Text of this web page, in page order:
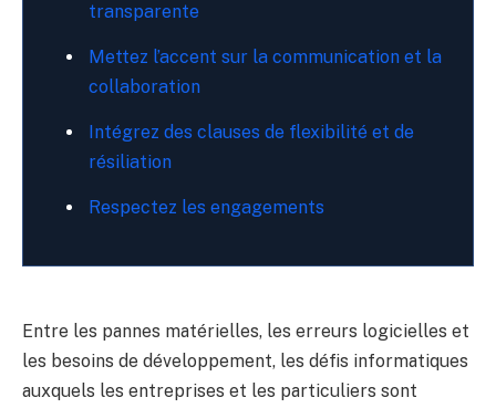
transparente
Mettez l’accent sur la communication et la
collaboration
Intégrez des clauses de flexibilité et de
résiliation
Respectez les engagements
Entre les pannes matérielles, les erreurs logicielles et
les besoins de développement, les défis informatiques
auxquels les entreprises et les particuliers sont